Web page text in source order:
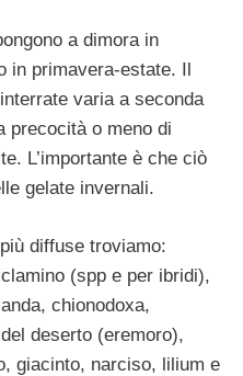
a dimora in
in primavera-estate. Il
varia a seconda
precocità o meno di
L’importante è che ciò
gelate invernali.
più diffuse troviamo:
(spp e per ibridi),
chionodoxa,
deserto (eremoro),
giacinto, narciso, lilium e